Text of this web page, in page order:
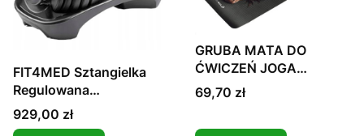
FIT4MED Sztangielka
Regulowana
Ciężarki+Gryf 24kg
Cena
929,00 zł
GRUBA MATA DO
ĆWICZEŃ JOGA
FITNESS PIANKA NRB
1CM CZARNA
Cena
69,70 zł